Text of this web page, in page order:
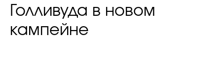
Голливуда в новом
кампейне